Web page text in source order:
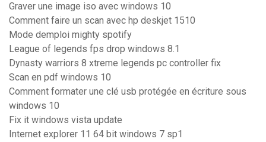
Graver une image iso avec windows 10
Comment faire un scan avec hp deskjet 1510
Mode demploi mighty spotify
League of legends fps drop windows 8.1
Dynasty warriors 8 xtreme legends pc controller fix
Scan en pdf windows 10
Comment formater une clé usb protégée en écriture sous
windows 10
Fix it windows vista update
Internet explorer 11 64 bit windows 7 sp1